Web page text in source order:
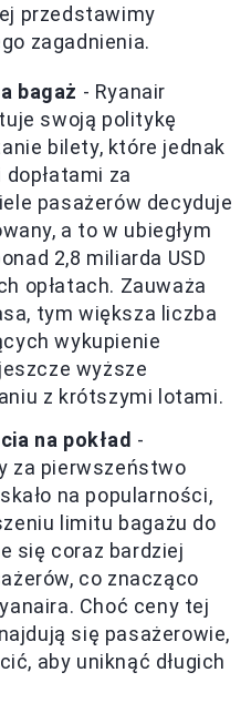
przedstawimy
zagadnienia.
bagaż - Ryanair
swoją politykę
bilety, które jednak
za
pasażerów decyduje
a to w ubiegłym
2,8 miliarda USD
opłatach. Zauważa
tym większa liczba
wykupienie
wyższe
z krótszymi lotami.
na pokład -
za pierwszeństwo
na popularności,
limitu bagażu do
się coraz bardziej
co znacząco
Choć ceny tej
się pasażerowie,
aby uniknąć długich